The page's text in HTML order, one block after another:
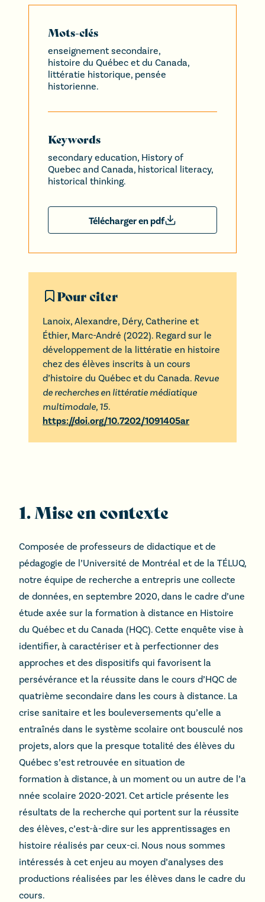
Mots-clés
enseignement secondaire,
histoire du Québec et du Canada,
littératie historique, pensée
historienne.
Keywords
secondary education, History of
Quebec and Canada, historical literacy,
historical thinking.
Télécharger en pdf
Pour citer
Lanoix, Alexandre, Déry, Catherine et
Éthier, Marc-André (2022). Regard sur le
développement de la littératie en histoire
chez des élèves inscrits à un cours
d’histoire du Québec et du Canada. Revue
de recherches en littératie médiatique
multimodale, 15.
https://doi.org/10.7202/1091405ar
1. Mise en contexte
Composée de professeurs de didactique et de
pédagogie de l’Université de Montréal et de la TÉLUQ,
notre équipe de recherche a entrepris une collecte
de données, en septembre 2020, dans le cadre d’une
étude axée sur la formation à distance en Histoire
du Québec et du Canada (HQC). Cette enquête vise à
identifier, à caractériser et à perfectionner des
approches et des dispositifs qui favorisent la
persévérance et la réussite dans le cours d’HQC de
quatrième secondaire dans les cours à distance. La
crise sanitaire et les bouleversements qu’elle a
entraînés dans le système scolaire ont bousculé nos
projets, alors que la presque totalité des élèves du
Québec s’est retrouvée en situation de
formation à distance, à un moment ou un autre de l’a
nnée scolaire 2020-2021. Cet article présente les
résultats de la recherche qui portent sur la réussite
des élèves, c’est-à-dire sur les apprentissages en
histoire réalisés par ceux-ci. Nous nous sommes
intéressés à cet enjeu au moyen d’analyses des
productions réalisées par les élèves dans le cadre du
cours.